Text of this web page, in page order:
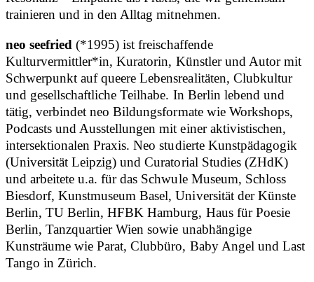
trainieren und in den Alltag mitnehmen.
neo seefried (*1995) ist freischaffende
Kulturvermittler*in, Kuratorin, Künstler und Autor mit
Schwerpunkt auf queere Lebensrealitäten, Clubkultur
und gesellschaftliche Teilhabe. In Berlin lebend und
tätig, verbindet neo Bildungsformate wie Workshops,
Podcasts und Ausstellungen mit einer aktivistischen,
intersektionalen Praxis. Neo studierte Kunstpädagogik
(Universität Leipzig) und Curatorial Studies (ZHdK)
und arbeitete u.a. für das Schwule Museum, Schloss
Biesdorf, Kunstmuseum Basel, Universität der Künste
Berlin, TU Berlin, HFBK Hamburg, Haus für Poesie
Berlin, Tanzquartier Wien sowie unabhängige
Kunsträume wie Parat, Clubbüro, Baby Angel und Last
Tango in Zürich.